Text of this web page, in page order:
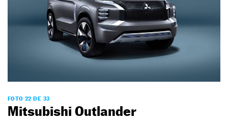
FOTO 22 DE 33
Mitsubishi Outlander